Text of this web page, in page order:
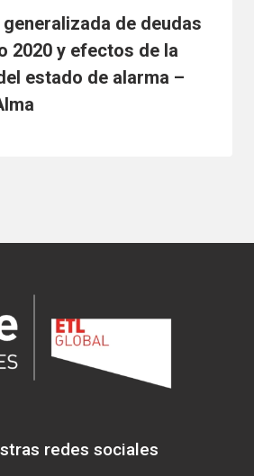
de deudas
2020 y efectos de la
estado de alarma –
redes sociales